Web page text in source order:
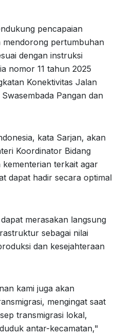
pencapaian
mendorong pertumbuhan
dengan instruksi
nomor 11 tahun 2025
Konektivitas Jalan
Pangan dan
kata Sarjan, akan
Koordinator Bidang
terkait agar
dapat hadir secara optimal
merasakan langsung
sebagai nilai
dan kesejahteraan
kami juga akan
mengingat saat
transmigrasi lokal,
antar-kecamatan,"